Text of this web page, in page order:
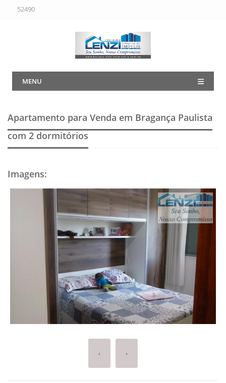
52490
MENU
Apartamento para Venda em Bragança Paulista
com 2 dormitórios
Imagens:
‹ ›